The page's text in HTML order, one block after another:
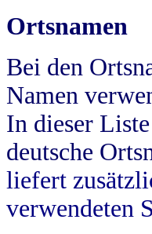
Ortsnamen
Bei den
Namen
In dieser
deutsche
liefert
verwendeten